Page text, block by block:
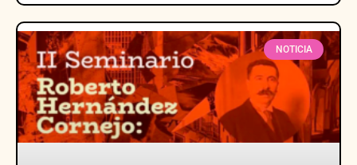
NOTICIA